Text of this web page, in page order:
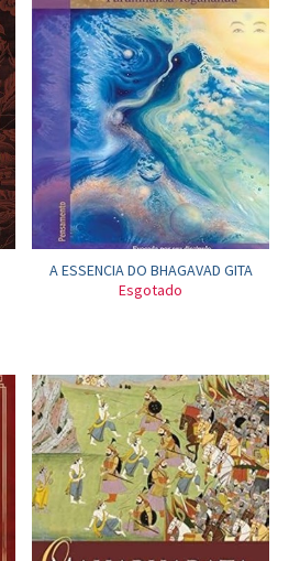
A ESSENCIA DO BHAGAVAD GITA
Esgotado